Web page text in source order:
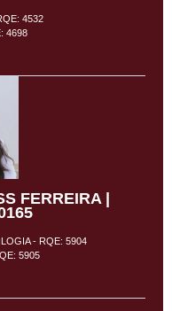
4532
4698
FERREIRA |
- RQE: 5904
5905